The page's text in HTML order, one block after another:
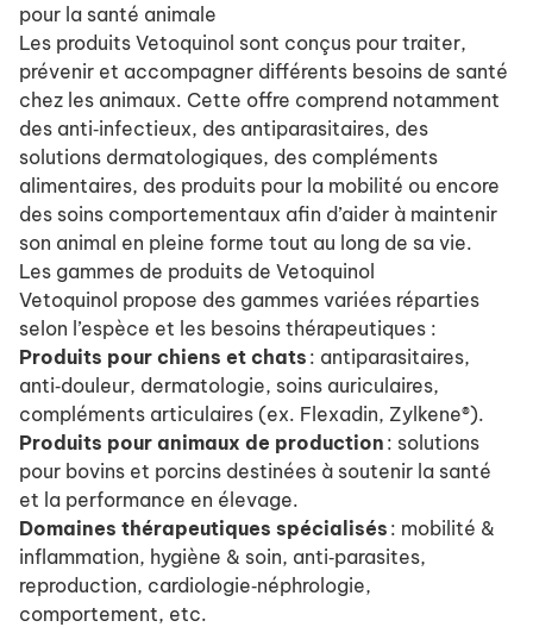
pour la santé animale
Les produits Vetoquinol sont conçus pour traiter,
prévenir et accompagner différents besoins de santé
chez les animaux. Cette offre comprend notamment
des anti‑infectieux, des antiparasitaires, des
solutions dermatologiques, des compléments
alimentaires, des produits pour la mobilité ou encore
des soins comportementaux afin d’aider à maintenir
son animal en pleine forme tout au long de sa vie.
Les gammes de produits de Vetoquinol
Vetoquinol propose des gammes variées réparties
selon l’espèce et les besoins thérapeutiques :
Produits pour chiens et chats : antiparasitaires,
anti‑douleur, dermatologie, soins auriculaires,
compléments articulaires (ex. Flexadin, Zylkene®).
Produits pour animaux de production : solutions
pour bovins et porcins destinées à soutenir la santé
et la performance en élevage.
Domaines thérapeutiques spécialisés : mobilité &
inflammation, hygiène & soin, anti‑parasites,
reproduction, cardiologie‑néphrologie,
comportement, etc.